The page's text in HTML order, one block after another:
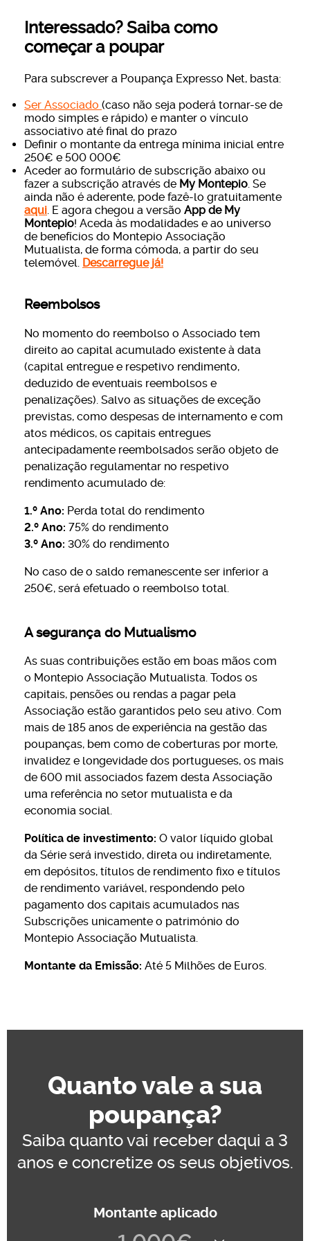
Interessado? Saiba como
começar a poupar
Para subscrever a Poupança Expresso Net, basta:
Ser Associado (caso não seja poderá tornar-se de
modo simples e rápido) e manter o vínculo
associativo até final do prazo
Definir o montante da entrega mínima inicial entre
250€ e 500 000€
Aceder ao formulário de subscrição abaixo ou
fazer a subscrição através de My Montepio . Se
ainda não é aderente, pode fazê-lo gratuitamente
aqui . E agora chegou a versão App de My
Montepio! Aceda às modalidades e ao universo
de benefícios do Montepio Associação
Mutualista, de forma cómoda, a partir do seu
telemóvel. Descarregue já!
Reembolsos
No momento do reembolso o Associado tem
direito ao capital acumulado existente à data
(capital entregue e respetivo rendimento,
deduzido de eventuais reembolsos e
penalizações). Salvo as situações de exceção
previstas, como despesas de internamento e com
atos médicos, os capitais entregues
antecipadamente reembolsados serão objeto de
penalização regulamentar no respetivo
rendimento acumulado de:
1.º Ano: Perda total do rendimento
2.º Ano: 75% do rendimento
3.º Ano: 30% do rendimento
No caso de o saldo remanescente ser inferior a
250€, será efetuado o reembolso total.
A segurança do Mutualismo
As suas contribuições estão em boas mãos com
o Montepio Associação Mutualista. Todos os
capitais, pensões ou rendas a pagar pela
Associação estão garantidos pelo seu ativo. Com
mais de 185 anos de experiência na gestão das
poupanças, bem como de coberturas por morte,
invalidez e longevidade dos portugueses, os mais
de 600 mil associados fazem desta Associação
uma referência no setor mutualista e da
economia social.
Política de investimento: O valor líquido global
da Série será investido, direta ou indiretamente,
em depósitos, títulos de rendimento fixo e títulos
de rendimento variável, respondendo pelo
pagamento dos capitais acumulados nas
Subscrições unicamente o património do
Montepio Associação Mutualista.
Montante da Emissão: Até 5 Milhões de Euros.
Quanto vale a sua
poupança?
Saiba quanto vai receber daqui a 3
anos e concretize os seus objetivos.
Montante aplicado